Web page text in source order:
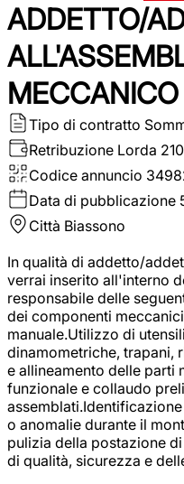
ADDETTO/
MECCANICO
Tipo di contratto
Retribuzione Lorda
Codice annuncio
Data di pubblicazione
Città Biassono
In qualità di addetto/
verrai inserito all'interno
responsabile delle
dei componenti
manuale.Utilizzo di
dinamometriche, trapani,
e allineamento delle parti
funzionale e collaudo
o anomalie durante il
pulizia della postazione
di qualità, sicurezza e